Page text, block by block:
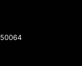
50064